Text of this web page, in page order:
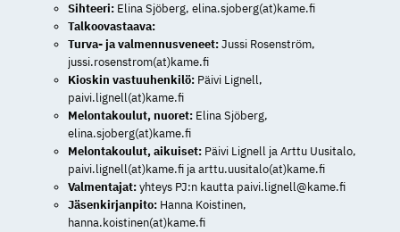
Sihteeri:Elina Sjöberg, elina.sjoberg(at)kame.fi
Talkoovastaava:
Turva- ja valmennusveneet:Jussi Rosenström,
jussi.rosenstrom(at)kame.fi
Kioskin vastuuhenkilö: Päivi Lignell,
paivi.lignell(at)kame.fi
Melontakoulut, nuoret: Elina Sjöberg,
elina.sjoberg(at)kame.fi
Melontakoulut, aikuiset:Päivi Lignell ja Arttu Uusitalo,
paivi.lignell(at)kame.fi ja arttu.uusitalo(at)kame.fi
Valmentajat:yhteys PJ:n kautta paivi.lignell@kame.fi
Jäsenkirjanpito: Hanna Koistinen,
hanna.koistinen(at)kame.fi